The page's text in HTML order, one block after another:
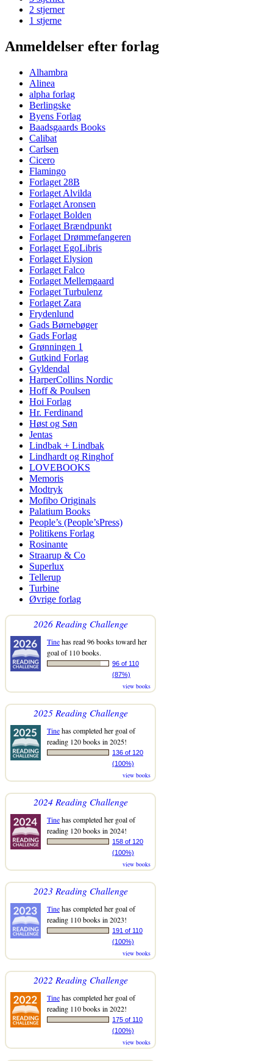
2 stjerner
1 stjerne
Anmeldelser efter forlag
Alhambra
Alinea
alpha forlag
Berlingske
Byens Forlag
Baadsgaards Books
Calibat
Carlsen
Cicero
Flamingo
Forlaget 28B
Forlaget Alvilda
Forlaget Aronsen
Forlaget Bolden
Forlaget Brændpunkt
Forlaget Drømmefangeren
Forlaget EgoLibris
Forlaget Elysion
Forlaget Falco
Forlaget Mellemgaard
Forlaget Turbulenz
Forlaget Zara
Frydenlund
Gads Børnebøger
Gads Forlag
Grønningen 1
Gutkind Forlag
Gyldendal
HarperCollins Nordic
Hoff & Poulsen
Hoi Forlag
Hr. Ferdinand
Høst og Søn
Jentas
Lindbak + Lindbak
Lindhardt og Ringhof
LOVEBOOKS
Memoris
Modtryk
Mofibo Originals
Palatium Books
People’s (People’sPress)
Politikens Forlag
Rosinante
Straarup & Co
Superlux
Tellerup
Turbine
Øvrige forlag
2026 Reading Challenge
Tinehas read 96 books toward her
goal of 110 books.
96 of 110
(87%)
view books
2025 Reading Challenge
Tinehas completed her goal of
reading 120 books in 2025!
136 of 120
(100%)
view books
2024 Reading Challenge
Tinehas completed her goal of
reading 120 books in 2024!
158 of 120
(100%)
view books
2023 Reading Challenge
Tinehas completed her goal of
reading 110 books in 2023!
191 of 110
(100%)
view books
2022 Reading Challenge
Tinehas completed her goal of
reading 110 books in 2022!
175 of 110
(100%)
view books